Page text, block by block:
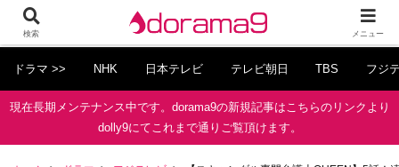
ドラマ >> NHK 日本テレビ テレビ朝日 TBS フジ
現在長期メンテナンス中です。dorama9の新規記事はこちらのリンクより
dolly9にてこれまで通りご覧頂けます。
検索 メニュー